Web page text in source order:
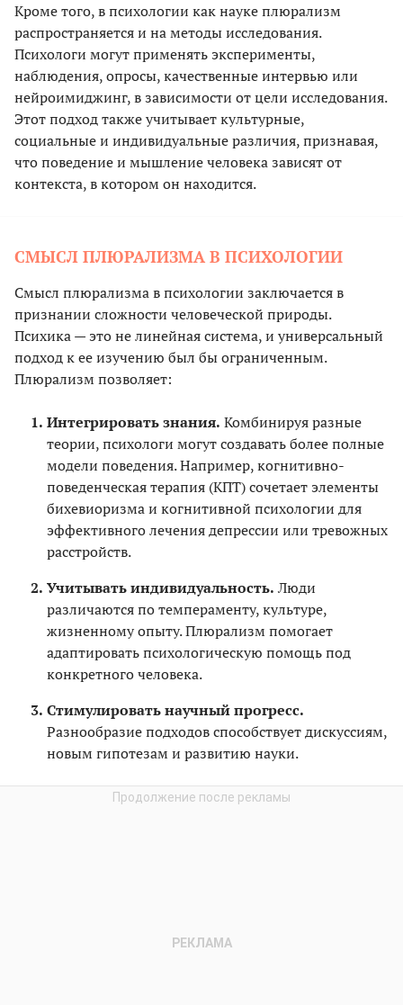
Кроме того, в психологии как науке плюрализм
распространяется и на методы исследования.
Психологи могут применять эксперименты,
наблюдения, опросы, качественные интервью или
нейроимиджинг, в зависимости от цели исследования.
Этот подход также учитывает культурные,
социальные и индивидуальные различия, признавая,
что поведение и мышление человека зависят от
контекста, в котором он находится.
СМЫСЛ ПЛЮРАЛИЗМА В ПСИХОЛОГИИ
Смысл плюрализма в психологии заключается в
признании сложности человеческой природы.
Психика — это не линейная система, и универсальный
подход к ее изучению был бы ограниченным.
Плюрализм позволяет:
Интегрировать знания. Комбинируя разные
теории, психологи могут создавать более полные
модели поведения. Например, когнитивно-
поведенческая терапия (КПТ) сочетает элементы
бихевиоризма и когнитивной психологии для
эффективного лечения депрессии или тревожных
расстройств.
Учитывать индивидуальность. Люди
различаются по темпераменту, культуре,
жизненному опыту. Плюрализм помогает
адаптировать психологическую помощь под
конкретного человека.
Стимулировать научный прогресс.
Разнообразие подходов способствует дискуссиям,
новым гипотезам и развитию науки.